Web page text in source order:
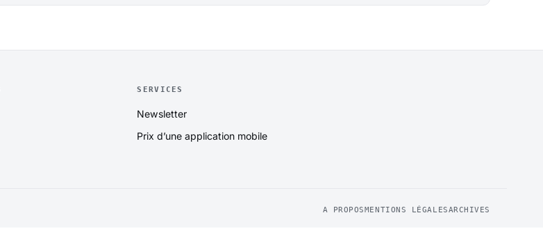
SERVICES
Newsletter
Prix d’une application mobile
A PROPOSMENTIONS LÉGALESARCHIVES